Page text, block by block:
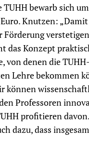
bewarb sich
Knutzen:
Förderung
das Konzept
von denen die
Lehre bekommen
können
Professoren
profitieren
dazu, dass